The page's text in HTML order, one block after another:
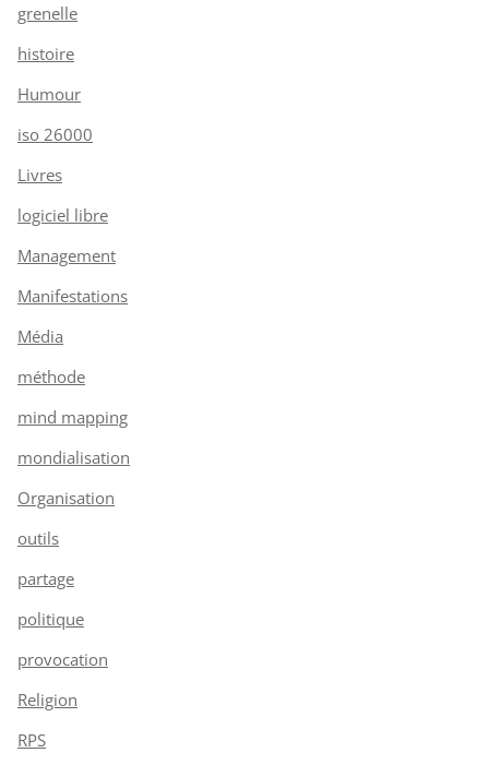
grenelle
histoire
Humour
iso 26000
Livres
logiciel libre
Management
Manifestations
Média
méthode
mind mapping
mondialisation
Organisation
outils
partage
politique
provocation
Religion
RPS